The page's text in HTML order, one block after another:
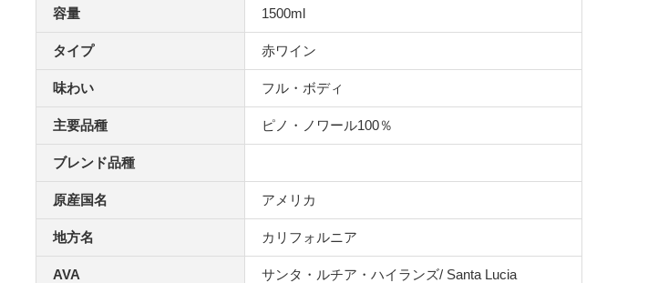
容量 1500ml
タイプ 赤ワイン
味わい フル・ボディ
主要品種 ピノ・ノワール100％
ブレンド品種
原産国名 アメリカ
地方名 カリフォルニア
AVA
サンタ・ルチア・ハイランズ/ Santa Lucia